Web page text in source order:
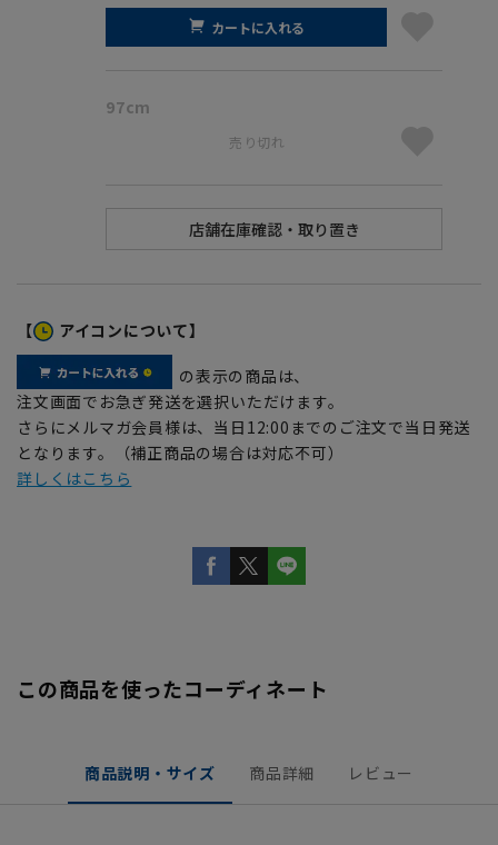
カートに入れる
97cm
売り切れ
【 アイコンについて】
の表示の商品は、
注文画面でお急ぎ発送を選択いただけます。
さらにメルマガ会員様は、当日12:00までのご注文で当日発送
となります。（補正商品の場合は対応不可）
詳しくはこちら
この商品を使ったコーディネート
商品説明・サイズ 商品詳細 レビュー